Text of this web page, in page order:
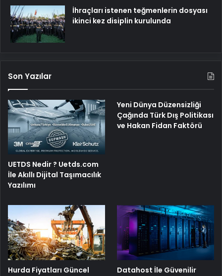
İhraçları istenen teğmenlerin dosyası
ikinci kez disiplin kurulunda
Son Yazılar
UETDS Nedir ? Uetds.com
İle Akıllı Dijital Taşımacılık
Yazılımı
Yeni Dünya Düzensizliği
Çağında Türk Dış Politikası
ve Hakan Fidan Faktörü
Hurda Fiyatları Güncel
Datahost İle Güvenilir